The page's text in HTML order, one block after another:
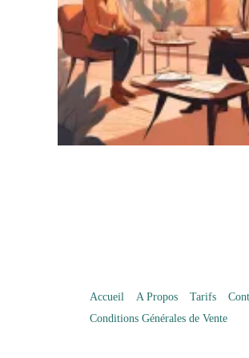
Accueil A Propos Tarifs
Conditions Générales de Vente